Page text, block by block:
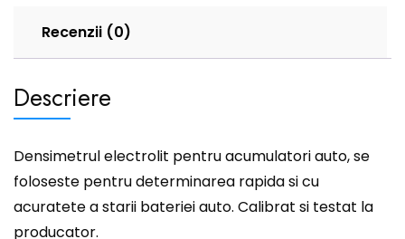
Recenzii (0)
Descriere
Densimetrul electrolit pentru acumulatori auto, se
foloseste pentru determinarea rapida si cu
acuratete a starii bateriei auto. Calibrat si testat la
producator.